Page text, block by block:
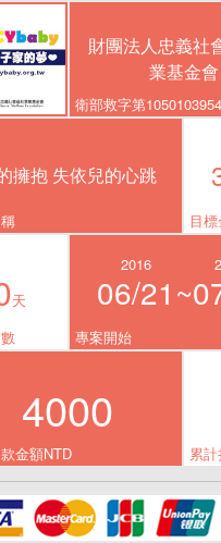
財團法人忠義社
業基金會
衛部救字第
擁抱 失依兒的心跳
目
天
2016
06/21~
專案開始
4000
金額NTD
累